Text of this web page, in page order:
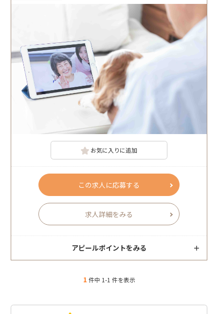
お気に入りに追加
この求人に応募する
求人詳細をみる
アピールポイントをみる
1 件中 1-1 件を表示